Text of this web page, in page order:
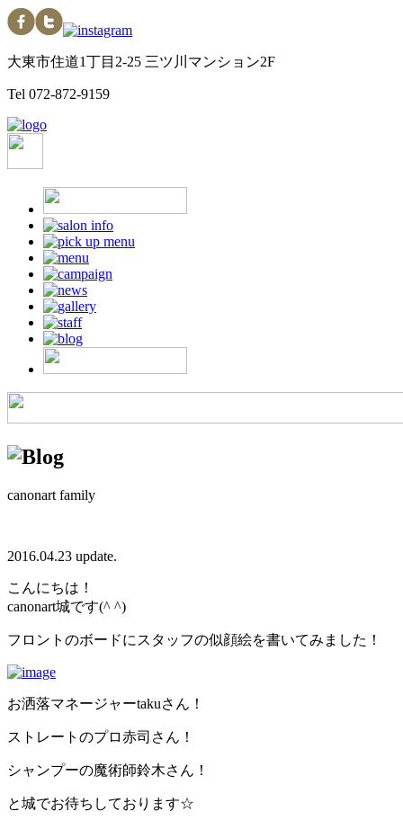
大東市住道1丁目2-25 三ツ川マンション2F
Tel 072-872-9159
canonart family
2016.04.23 update.
こんにちは！
canonart城です(^ ^)
フロントのボードにスタッフの似顔絵を書いてみました！
お洒落マネージャーtakuさん！
ストレートのプロ赤司さん！
シャンプーの魔術師鈴木さん！
と城でお待ちしております☆